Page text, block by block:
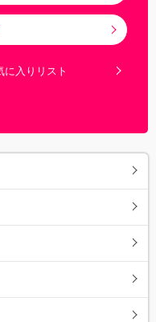
に入りリスト